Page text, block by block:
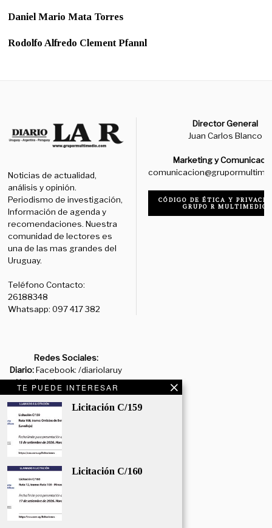
TE PUEDE INTERESAR
Licitación C/159
Licitación C/160
Daniel Mario Mata Torres
Rodolfo Alfredo Clement Pfannl
Noticias de actualidad,
análisis y opinión.
Periodismo de investigación,
Información de agenda y
recomendaciones. Nuestra
comunidad de lectores es
una de las mas grandes del
Uruguay.
Teléfono Contacto:
26188348
Whatsapp: 097 417 382
Director General
Juan Carlos Blanco
Marketing y
CÓDIGO DE ÉTICA Y
GRUPO R MULTIMEDIO
Redes Sociales:
Diario:Facebook: /diariolaruy
- X: @diariolaruy - Instagram:
@diariolar_uy
Departamento Comercial:
comercial@grupormultimedio.com
Departamento de Avisos:
avisos@grupormultimedio.com
Administración:
administracion@grupormultimedio.com